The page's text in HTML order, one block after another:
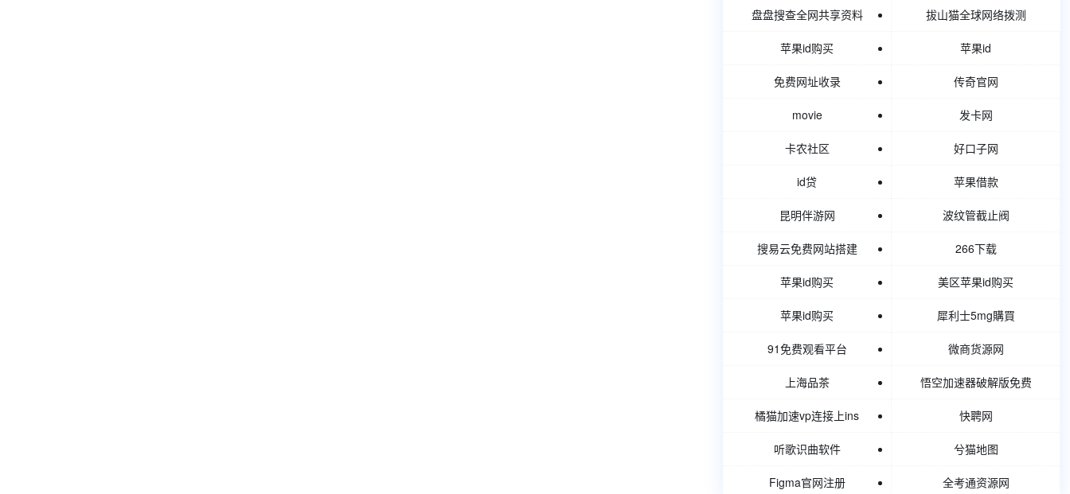
盘盘搜查全网共享资料 拔山猫全球网络拨测
苹果id购买 苹果id
免费网址收录 传奇官网
movie 发卡网
卡农社区 好口子网
id贷 苹果借款
昆明伴游网 波纹管截止阀
搜易云免费网站搭建 266下载
苹果id购买 美区苹果id购买
苹果id购买 犀利士5mg購買
91免费观看平台 微商货源网
上海品茶 悟空加速器破解版免费
橘猫加速vp连接上ins 快聘网
听歌识曲软件 兮猫地图
Figma官网注册 全考通资源网